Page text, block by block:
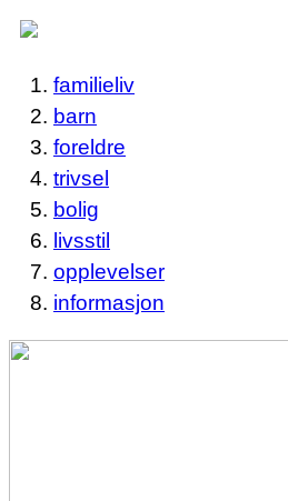
familieliv
barn
foreldre
trivsel
bolig
livsstil
opplevelser
informasjon